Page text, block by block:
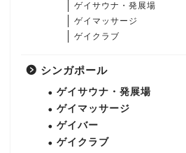
ゲイサウナ・発展場
ゲイマッサージ
ゲイクラブ
シンガポール
ゲイサウナ・発展場
ゲイマッサージ
ゲイバー
ゲイクラブ